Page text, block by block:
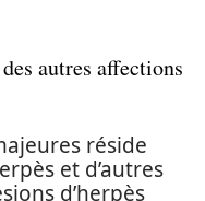
autres affections
réside
et d’autres
d’herpès